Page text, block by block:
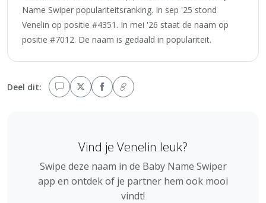
Name Swiper populariteitsranking. In sep '25 stond
Venelin op positie #4351. In mei '26 staat de naam op
positie #7012. De naam is gedaald in populariteit.
Deel dit:
Vind je Venelin leuk?
Swipe deze naam in de Baby Name Swiper
app en ontdek of je partner hem ook mooi
vindt!